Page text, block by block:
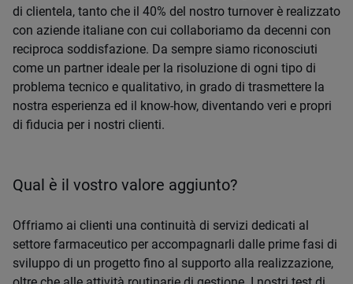
di clientela, tanto che il 40% del nostro turnover è realizzato
con aziende italiane con cui collaboriamo da decenni con
reciproca soddisfazione. Da sempre siamo riconosciuti
come un partner ideale per la risoluzione di ogni tipo di
problema tecnico e qualitativo, in grado di trasmettere la
nostra esperienza ed il know-how, diventando veri e propri
di fiducia per i nostri clienti.
Qual è il vostro valore aggiunto?
Offriamo ai clienti una continuità di servizi dedicati al
settore farmaceutico per accompagnarli dalle prime fasi di
sviluppo di un progetto fino al supporto alla realizzazione,